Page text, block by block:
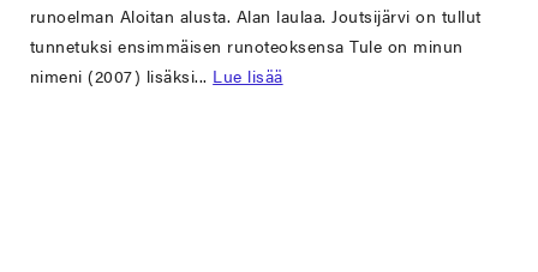
runoelman Aloitan alusta. Alan laulaa. Joutsijärvi on tullut
tunnetuksi ensimmäisen runoteoksensa Tule on minun
nimeni (2007) lisäksi... Lue lisää